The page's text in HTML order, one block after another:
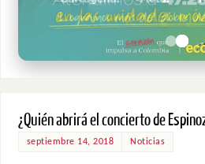
¿Quién abrirá el concierto de
septiembre 14, 2018 Noticias